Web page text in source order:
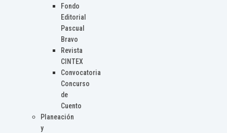
Fondo
Editorial
Pascual
Bravo
Revista
CINTEX
Convocatoria
Concurso
de
Cuento
Planeación
y